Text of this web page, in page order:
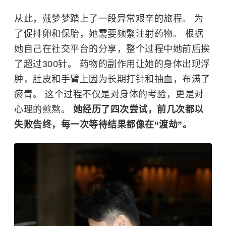
从此，戴梦梦踏上了一段异常艰辛的旅程。 为
了促排卵和保胎，她需要频繁注射药物。 根据
她自己在社交平台的分享，整个过程中她前后挨
了超过300针。 药物的副作用让她的身体出现浮
肿，肚皮和手臂上因为长期打针和抽血，布满了
瘀青。 这个过程不仅是对身体的考验，更是对
心理的煎熬。 她经历了四次尝试，前几次都以
失败告终，每一次等待结果都像在“渡劫”。